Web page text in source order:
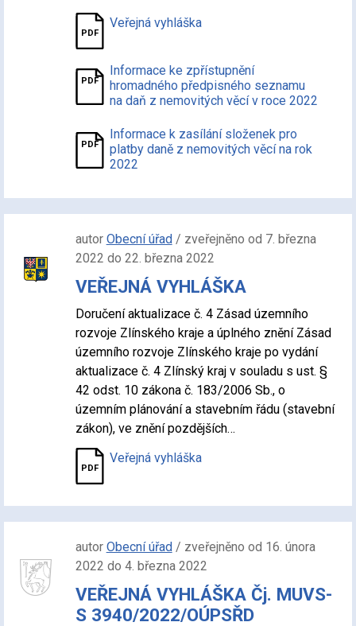
Veřejná vyhláška
Informace ke zpřístupnění
hromadného předpisného seznamu
na daň z nemovitých věcí v roce 2022
Informace k zasílání složenek pro
platby daně z nemovitých věcí na rok
2022
autor Obecní úřad/ zveřejněno od 7. března
2022 do 22. března 2022
VEŘEJNÁ VYHLÁŠKA
Doručení aktualizace č. 4 Zásad územního
rozvoje Zlínského kraje a úplného znění Zásad
územního rozvoje Zlínského kraje po vydání
aktualizace č. 4 Zlínský kraj v souladu s ust. §
42 odst. 10 zákona č. 183/2006 Sb., o
územním plánování a stavebním řádu (stavební
zákon), ve znění pozdějších…
Veřejná vyhláška
autor Obecní úřad/ zveřejněno od 16. února
2022 do 4. března 2022
VEŘEJNÁ VYHLÁŠKA Čj. MUVS-
S 3940/2022/OÚPSŘD